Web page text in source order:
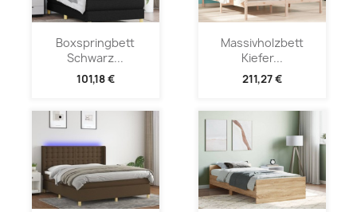
Boxspringbett
Schwarz...
101,18 €
Massivholzbett
Kiefer...
211,27 €